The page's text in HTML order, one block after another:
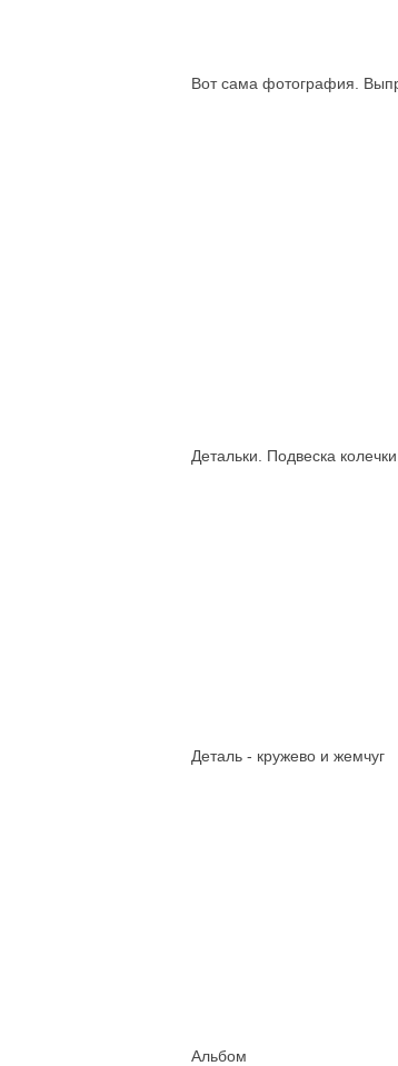
Вот сама фотография.
Детальки. Подвеска
Деталь - кружево и жемчуг
Альбом